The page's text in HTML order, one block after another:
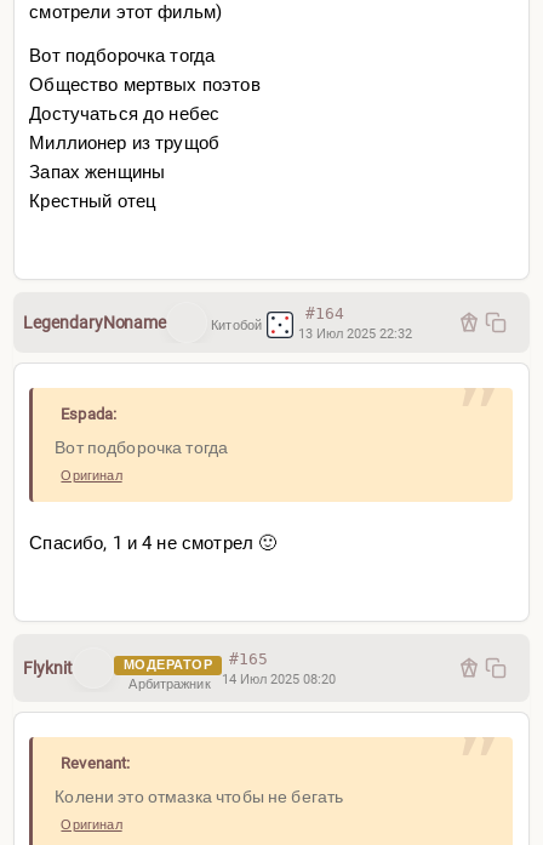
смотрели этот фильм)
Вот подборочка тогда
Общество мертвых поэтов
Достучаться до небес
Миллионер из трущоб
Запах женщины
Крестный отец
LegendaryNoname Китобой
#164
13 Июл 2025 22:32
Espada:
Вот подборочка тогда
Оригинал
Спасибо, 1 и 4 не смотрел 🙂
Flyknit
МОДЕРАТОР
Арбитражник
#165
14 Июл 2025 08:20
Revenant:
Колени это отмазка чтобы не бегать
Оригинал